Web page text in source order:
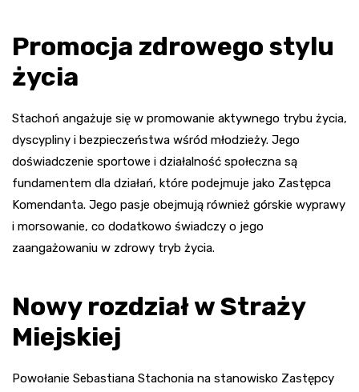
Promocja zdrowego stylu
życia
Stachoń angażuje się w promowanie aktywnego trybu życia,
dyscypliny i bezpieczeństwa wśród młodzieży. Jego
doświadczenie sportowe i działalność społeczna są
fundamentem dla działań, które podejmuje jako Zastępca
Komendanta. Jego pasje obejmują również górskie wyprawy
i morsowanie, co dodatkowo świadczy o jego
zaangażowaniu w zdrowy tryb życia.
Nowy rozdział w Straży
Miejskiej
Powołanie Sebastiana Stachonia na stanowisko Zastępcy